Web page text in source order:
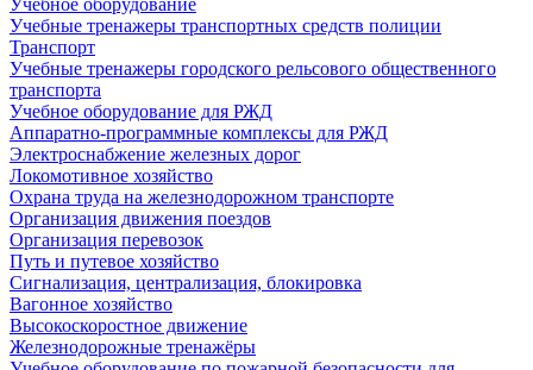
Учебное оборудование
Учебные тренажеры транспортных средств полиции
Транспорт
Учебные тренажеры городского рельсового общественного
транспорта
Учебное оборудование для РЖД
Аппаратно-программные комплексы для РЖД
Электроснабжение железных дорог
Локомотивное хозяйство
Охрана труда на железнодорожном транспорте
Организация движения поездов
Организация перевозок
Путь и путевое хозяйство
Сигнализация, централизация, блокировка
Вагонное хозяйство
Высокоскоростное движение
Железнодорожные тренажёры